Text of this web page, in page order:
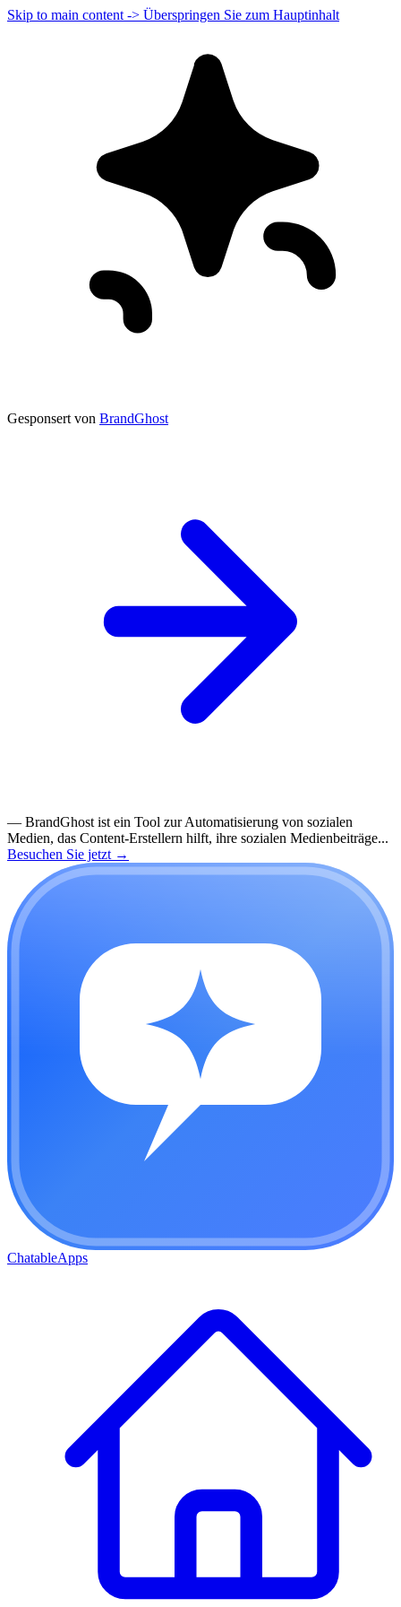
Skip to main content -> Überspringen Sie zum Hauptinhalt
Gesponsert von BrandGhost
— BrandGhost ist ein Tool zur Automatisierung von sozialen
Medien, das Content-Erstellern hilft, ihre sozialen Medienbeiträge...
Besuchen Sie jetzt →
ChatableApps